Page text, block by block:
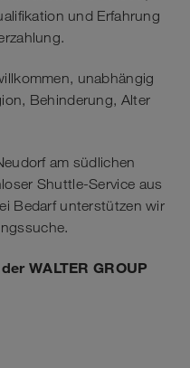
und Erfahrung
unabhängig
Behinderung, Alter
am südlichen
Shuttle-Service aus
Bedarf unterstützen wir
WALTER GROUP